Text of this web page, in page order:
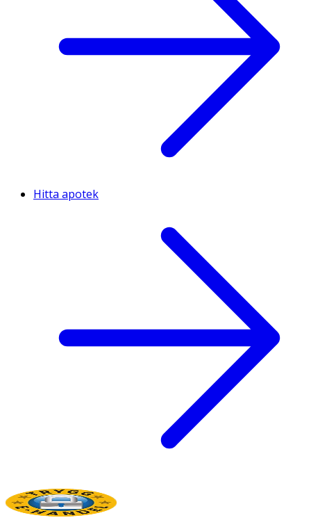
Hitta apotek